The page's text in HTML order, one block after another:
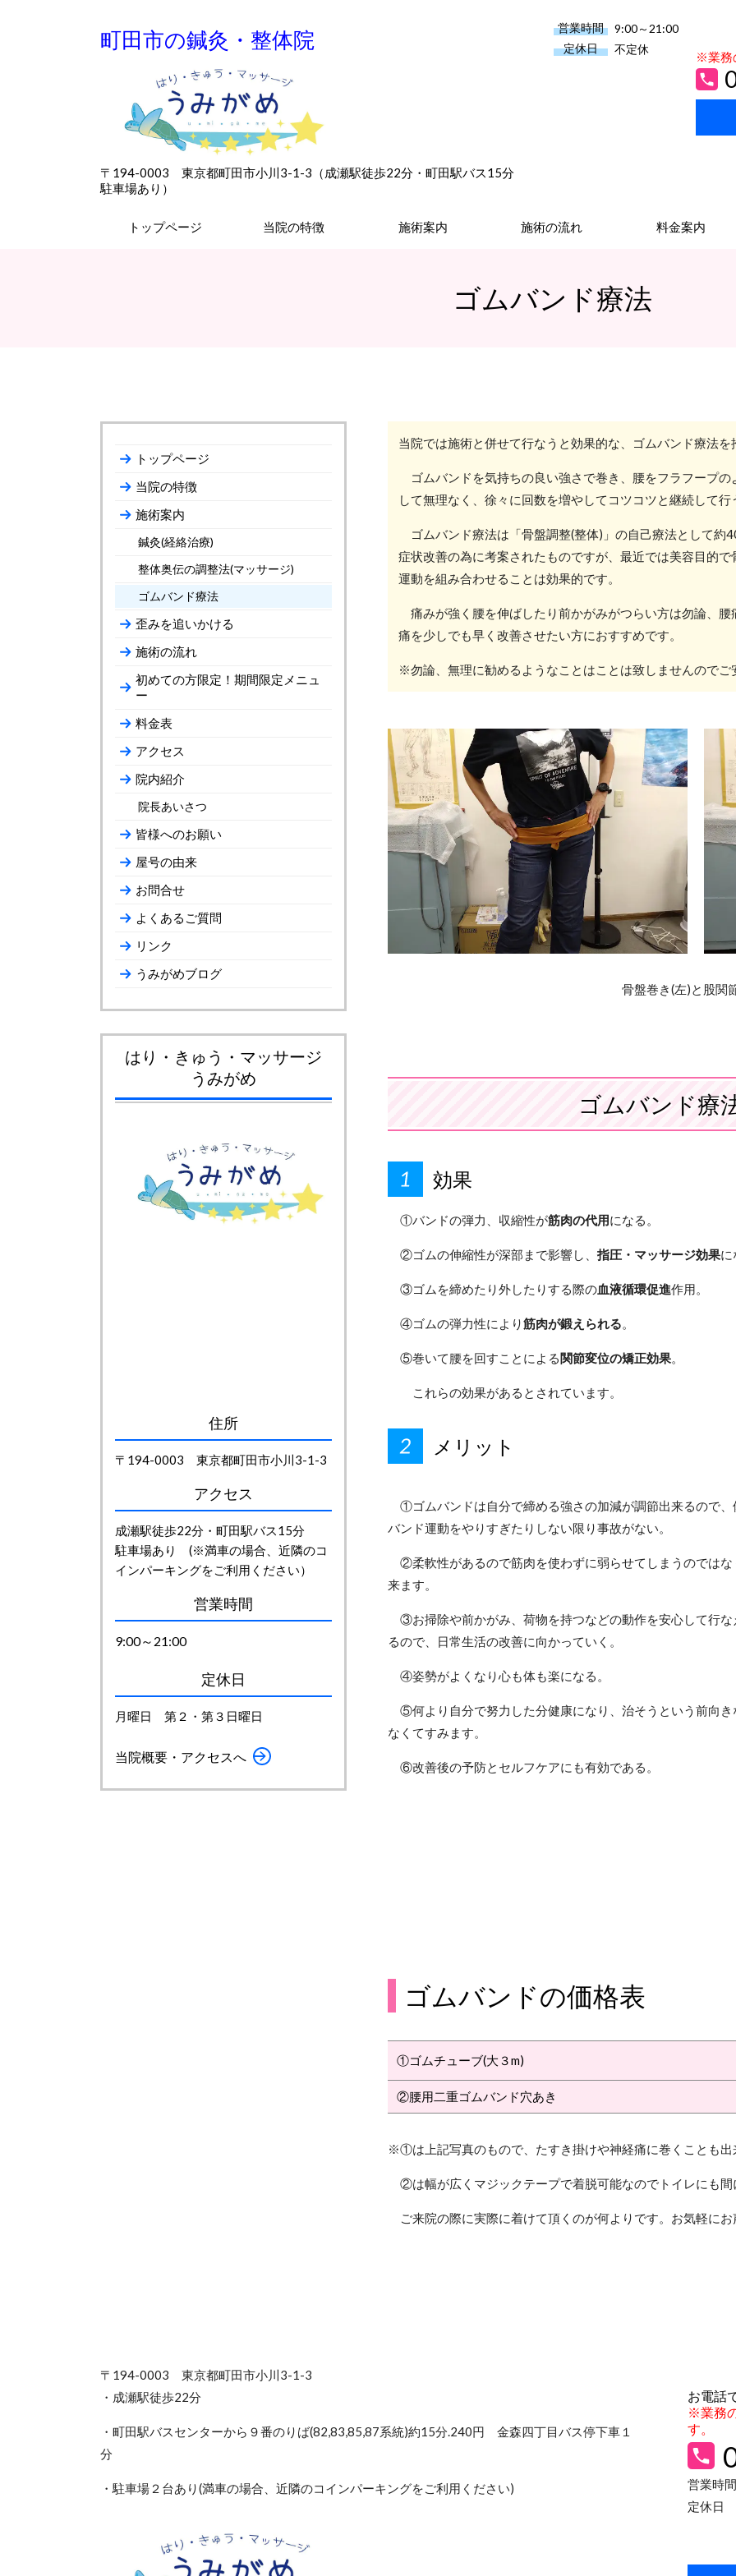
町田市の鍼灸・整体院
〒194-0003 東京都町田市小川3-1-3（成瀬駅徒歩22分・町田駅バス15分
駐車場あり）
営業時間
9:00～21:00
定休日
不定休
※業務
トップページ 当院の特徴 施術案内 施術の流れ 料金案内
ゴムバンド療法
当院では施術と併せて行なうと効果的な、ゴムバンド療法を
ゴムバンドを気持ちの良い強さで巻き、腰をフラフープ
して無理なく、徐々に回数を増やしてコツコツと継続して
ゴムバンド療法は「骨盤調整(整体)」の自己療法として約
症状改善の為に考案されたものですが、最近では美容目的
運動を組み合わせることは効果的です。
痛みが強く腰を伸ばしたり前かがみがつらい方は勿論、
痛を少しでも早く改善させたい方におすすめです。
※勿論、無理に勧めるようなことはことは致しませんので
骨盤巻き(左)と股関節巻
ゴムバンド療
効果
①バンドの弾力、収縮性が筋肉の代用になる。
②ゴムの伸縮性が深部まで影響し、 指圧・マッサージ効果に
③ゴムを締めたり外したりする際の血液循環促進作用。
④ゴムの弾力性により筋肉が鍛えられる。
⑤巻いて腰を回すことによる 関節変位の矯正効果。
これらの効果があるとされています。
メリット
①ゴムバンドは自分で締める強さの加減が調節出来るので
バンド運動をやりすぎたりしない限り事故がない。
②柔軟性があるので筋肉を使わずに弱らせてしまうのでは
来ます。
③お掃除や前かがみ、荷物を持つなどの動作を安心して行
るので、日常生活の改善に向かっていく。
④姿勢がよくなり心も体も楽になる。
⑤何より自分で努力した分健康になり、治そうという前向
なくてすみます。
⑥改善後の予防とセルフケアにも有効である。
ゴムバンドの価格表
①ゴムチューブ(大３m)
②腰用二重ゴムバンド穴あき
※①は上記写真のもので、たすき掛けや神経痛に巻くことも出
②は幅が広くマジックテープで着脱可能なのでトイレにも
ご来院の際に実際に着けて頂くのが何よりです。お気軽に
トップページ
当院の特徴
施術案内
鍼灸(経絡治療)
整体奥伝の調整法(マッサージ)
ゴムバンド療法
歪みを追いかける
施術の流れ
初めての方限定！期間限定メニュ
ー
料金表
アクセス
院内紹介
院長あいさつ
皆様へのお願い
屋号の由来
お問合せ
よくあるご質問
リンク
うみがめブログ
はり・きゅう・マッサージ
うみがめ
住所
〒194-0003 東京都町田市小川3-1-3
アクセス
成瀬駅徒歩22分・町田駅バス15分
駐車場あり (※満車の場合、近隣のコ
インパーキングをご利用ください）
営業時間
9:00～21:00
定休日
月曜日 第２・第３日曜日
当院概要・アクセスへ
〒194-0003 東京都町田市小川3-1-3
・成瀬駅徒歩22分
・町田駅バスセンターから９番のりば(82,83,85,87系統)約15分.240円 金森四丁目バス停下車１
分
・駐車場２台あり(満車の場合、近隣のコインパーキングをご利用ください)
お電話
※業務
す。
営業時
定休日